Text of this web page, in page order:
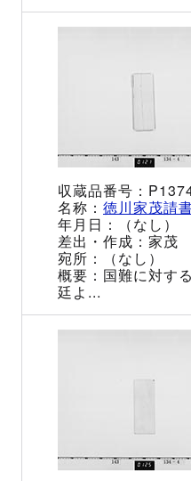
徳川家茂請
（なし）
家茂
（なし）
国難に対す
廷よ...